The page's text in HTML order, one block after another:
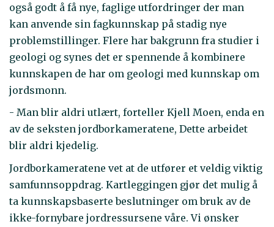
også godt å få nye, faglige utfordringer der man
kan anvende sin fagkunnskap på stadig nye
problemstillinger. Flere har bakgrunn fra studier i
geologi og synes det er spennende å kombinere
kunnskapen de har om geologi med kunnskap om
jordsmonn.
- Man blir aldri utlært, forteller Kjell Moen, enda en
av de seksten jordborkameratene, Dette arbeidet
blir aldri kjedelig.
Jordborkameratene vet at de utfører et veldig viktig
samfunnsoppdrag. Kartleggingen gjør det mulig å
ta kunnskapsbaserte beslutninger om bruk av de
ikke-fornybare jordressursene våre. Vi ønsker